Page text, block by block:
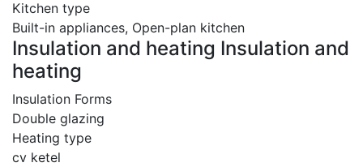
Kitchen type
Built-in appliances, Open-plan kitchen
Insulation and heating Insulation and
heating
Insulation Forms
Double glazing
Heating type
cv ketel